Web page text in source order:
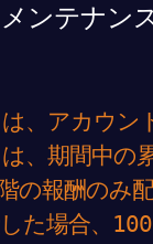
ンテナン
、アカウン
、期間中の
の報酬のみ
た場合、